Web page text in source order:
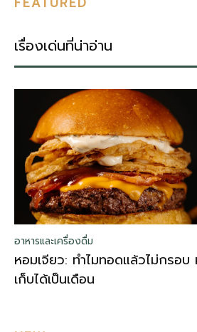
เรื่องเด่นที่น่าอ่าน
อาหารและเครื่องดื่ม
หอมเจียว: ทำไมทอดแล้วไม่กรอบ
เก็บได้เป็นเดือน